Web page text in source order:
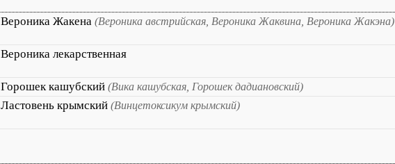
Вероника Жакена (Вероника австрийская, Вероника Жаквина, Вероника Жакэна)
Вероника лекарственная
Горошек кашубский (Вика кашубская, Горошек дадиановский)
Ластовень крымский (Винцетоксикум крымский)